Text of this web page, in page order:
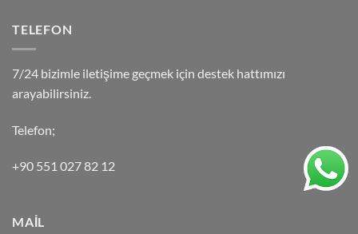
TELEFON
7/24 bizimle iletişime geçmek için destek hattımızı
arayabilirsiniz.
Telefon;
+90 551 027 82 12
MAİL